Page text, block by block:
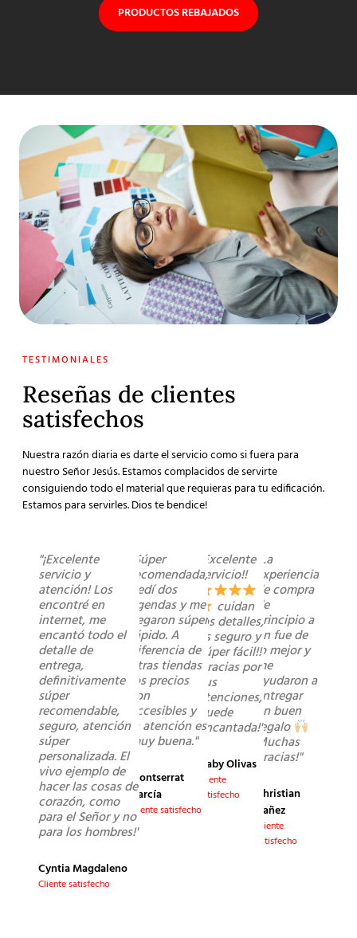
PRODUCTOS REBAJADOS
TESTIMONIALES
Reseñas de clientes
satisfechos
Nuestra razón diaria es darte el servicio como si fuera para
nuestro Señor Jesús. Estamos complacidos de servirte
consiguiendo todo el material que requieras para tu edificación.
Estamos para servirles. Dios te bendice!
"¡Excelente
servicio y
atención! Los
encontré en
internet, me
encantó todo el
detalle de
entrega,
definitivamente
súper
recomendable,
seguro, atención
súper
personalizada. El
vivo ejemplo de
hacer las cosas de
corazón, como
para el Señor y no
para los hombres!"
Cyntia Magdaleno
Cliente satisfecho
"Súper
recomendada,
pedí dos
agendas y me
llegaron súper
rápido. A
diferencia de
otras tiendas
los precios
son
accesibles y
la atención es
muy buena."
Montserrat
García
Cliente satisfecho
"Excelente
servicio!!
cuidan
los detalles,
es seguro y
súper fácil!!
Gracias por
sus
atenciones,
quede
encantada!"
Gaby Olivas
Cliente
satisfecho
"La
experiencia
de compra
de
principio a
fin fue de
lo mejor y
me
ayudaron a
entregar
un buen
regalo
Muchas
gracias!"
Christian
Yañez
Cliente
satisfecho